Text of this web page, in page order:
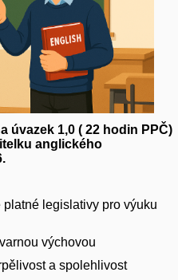
úvazek 1,0 ( 22 hodin PPČ)
anglického
legislativy pro výuku
výchovou
a spolehlivost